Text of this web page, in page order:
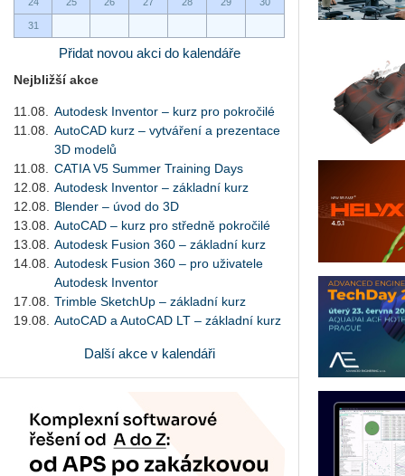
31
Přidat novou akci do kalendáře
Nejbližší akce
11.08.
Autodesk Inventor – kurz pro pokročilé
11.08.
AutoCAD kurz – vytváření a prezentace
3D modelů
11.08.
CATIA V5 Summer Training Days
12.08.
Autodesk Inventor – základní kurz
12.08.
Blender – úvod do 3D
13.08.
AutoCAD – kurz pro středně pokročilé
13.08.
Autodesk Fusion 360 – základní kurz
14.08.
Autodesk Fusion 360 – pro uživatele
Autodesk Inventor
17.08.
Trimble SketchUp – základní kurz
19.08.
AutoCAD a AutoCAD LT – základní kurz
Další akce v kalendáři